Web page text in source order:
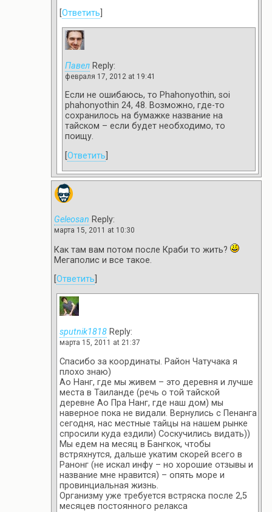
Ответить
Павел Reply:
февраля 17, 2012 at 19:41
Если не ошибаюсь, то Phahonyothin, soi
phahonyothin 24, 48. Возможно, где-то
сохранилось на бумажке название на
тайском – если будет необходимо, то
поищу.
Ответить
Geleosan Reply:
марта 15, 2011 at 10:30
Как там вам потом после Краби то жить?
Мегаполис и все такое.
Ответить
sputnik1818 Reply:
марта 15, 2011 at 21:37
Спасибо за координаты. Район Чатучака я
плохо знаю)
Ао Нанг, где мы живем – это деревня и лучше
места в Таиланде (речь о той тайской
деревне Ао Пра Нанг, где наш дом) мы
наверное пока не видали. Вернулись с Пенанга
сегодня, нас местные тайцы на нашем рынке
спросили куда ездили) Соскучились видать))
Мы едем на месяц в Бангкок, чтобы
встряхнутся, дальше укатим скорей всего в
Ранонг (не искал инфу – но хорошие отзывы и
название мне нравится) – опять море и
провинциальная жизнь.
Организму уже требуется встряска после 2,5
месяцев постоянного релакса